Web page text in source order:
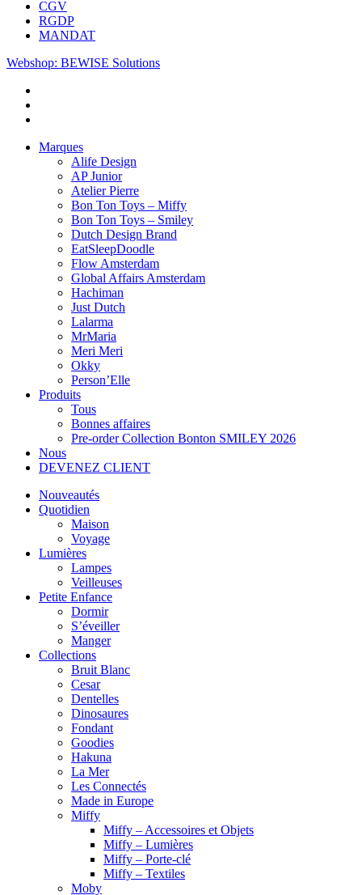
CGV
RGDP
MANDAT
Webshop: BEWISE Solutions
Marques
Alife Design
AP Junior
Atelier Pierre
Bon Ton Toys – Miffy
Bon Ton Toys – Smiley
Dutch Design Brand
EatSleepDoodle
Flow Amsterdam
Global Affairs Amsterdam
Hachiman
Just Dutch
Lalarma
MrMaria
Meri Meri
Okky
Person’Elle
Produits
Tous
Bonnes affaires
Pre-order Collection Bonton SMILEY 2026
Nous
DEVENEZ CLIENT
Nouveautés
Quotidien
Maison
Voyage
Lumières
Lampes
Veilleuses
Petite Enfance
Dormir
S’éveiller
Manger
Collections
Bruit Blanc
Cesar
Dentelles
Dinosaures
Fondant
Goodies
Hakuna
La Mer
Les Connectés
Made in Europe
Miffy
Miffy – Accessoires et Objets
Miffy – Lumières
Miffy – Porte-clé
Miffy – Textiles
Moby